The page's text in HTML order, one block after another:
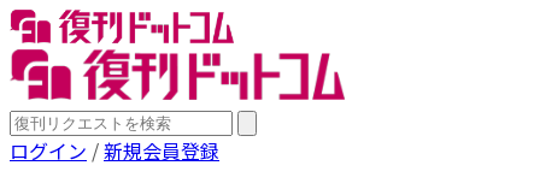
ログイン /新規会員登録